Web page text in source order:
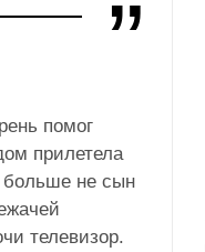
помог
прилетела
больше не сын
телевизор.